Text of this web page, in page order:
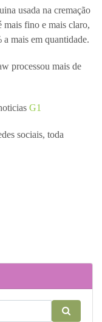
usada na cremação
mais fino e mais claro,
mais em quantidade.
processou mais de
G1
sociais, toda